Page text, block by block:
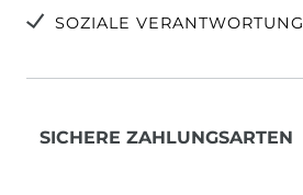
SOZIALE VERANTWORTUNG
SICHERE ZAHLUNGSARTEN